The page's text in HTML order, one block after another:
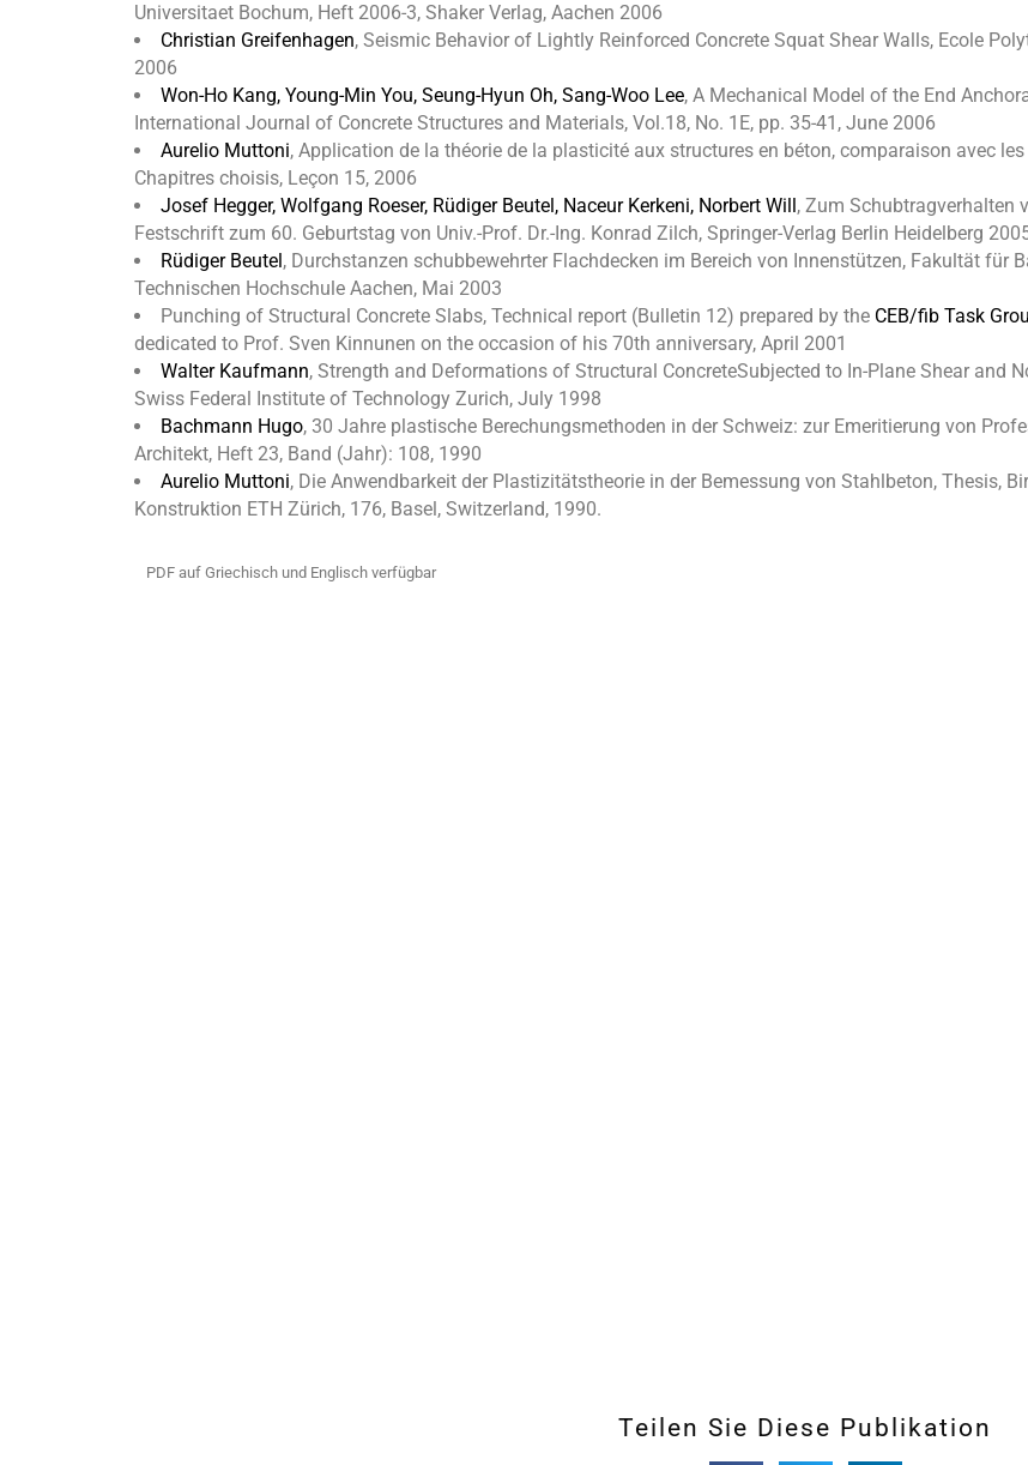
Universitaet Bochum, Heft 2006-3, Shaker Verlag, Aachen 2006
Christian Greifenhagen, Seismic Behavior of Lightly Reinforced Concrete Squat Shear Walls, Ecole
2006
Won-Ho Kang, Young-Min You, Seung-Hyun Oh, Sang-Woo Lee, A Mechanical Model of the End
International Journal of Concrete Structures and Materials, Vol.18, No. 1E, pp. 35-41, June 2006
Aurelio Muttoni, Application de la théorie de la plasticité aux structures en béton, comparaison avec les
Chapitres choisis, Leçon 15, 2006
Josef Hegger, Wolfgang Roeser, Rüdiger Beutel, Naceur Kerkeni, Norbert Will, Zum Schubtragverhalten
Festschrift zum 60. Geburtstag von Univ.-Prof. Dr.-Ing. Konrad Zilch, Springer-Verlag Berlin Heidelberg
Rüdiger Beutel, Durchstanzen schubbewehrter Flachdecken im Bereich von Innenstützen, Fakultät für
Technischen Hochschule Aachen, Mai 2003
Punching of Structural Concrete Slabs, Technical report (Bulletin 12) prepared by the CEB/fib Task
dedicated to Prof. Sven Kinnunen on the occasion of his 70th anniversary, April 2001
Walter Kaufmann, Strength and Deformations of Structural ConcreteSubjected to In-Plane Shear and
Swiss Federal Institute of Technology Zurich, July 1998
Bachmann Hugo, 30 Jahre plastische Berechungsmethoden in der Schweiz: zur Emeritierung von
Architekt, Heft 23, Band (Jahr): 108, 1990
Aurelio Muttoni, Die Anwendbarkeit der Plastizitätstheorie in der Bemessung von Stahlbeton, Thesis,
Konstruktion ETH Zürich, 176, Basel, Switzerland, 1990.
PDF auf Griechisch und Englisch verfügbar
Teilen Sie Diese Publikation